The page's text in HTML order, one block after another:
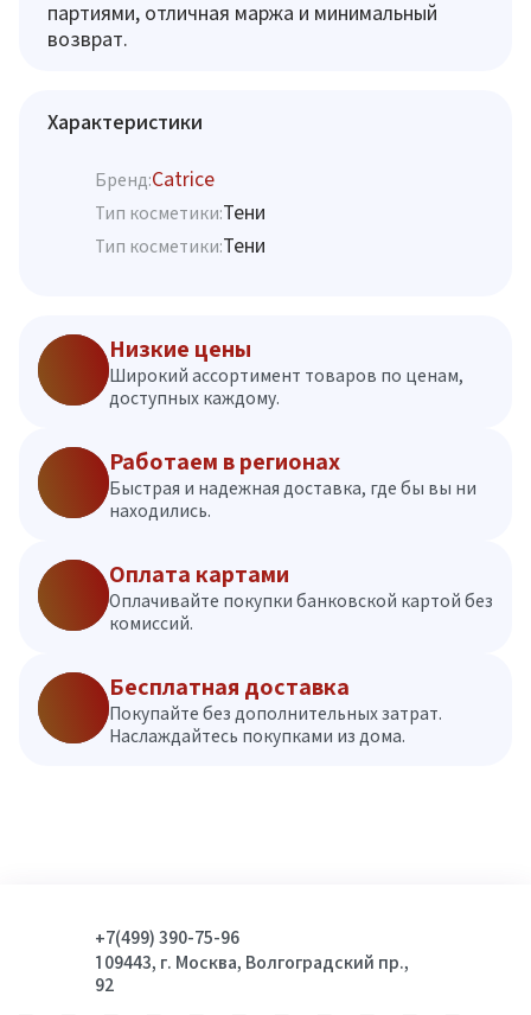
партиями, отличная маржа и минимальный
возврат.
Характеристики
Бренд:Catrice
Тип косметики:Тени
Тип косметики:Тени
Низкие цены
Широкий ассортимент товаров по ценам,
доступных каждому.
Работаем в регионах
Быстрая и надежная доставка, где бы вы ни
находились.
Оплата картами
Оплачивайте покупки банковской картой без
комиссий.
Бесплатная доставка
Покупайте без дополнительных затрат.
Наслаждайтесь покупками из дома.
+7(499) 390-75-96
109443, г. Москва, Волгоградский пр.,
92